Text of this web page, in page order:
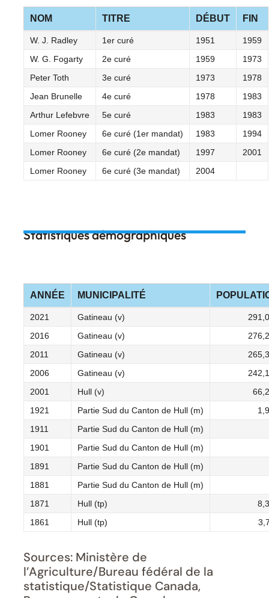
NOM TITRE DÉBUT FIN
W. J. Radley 1er curé 1951
1959
W. G. Fogarty
2e curé 1959
1973
Peter Toth
3e curé 1973
1978
Jean Brunelle
4e curé 1978
1983
Arthur Lefebvre
5e curé 1983
1983
Lomer Rooney
6e curé (1er mandat) 1983
1994
Lomer Rooney
6e curé (2e mandat) 1997
2001
Lomer Rooney
6e curé (3e mandat) 2004
Statistiques démographiques
ANNÉE MUNICIPALITÉ
2021 Gatineau (v)
2016
Gatineau (v)
2011
Gatineau (v)
2006
Gatineau (v)
2001
Hull (v)
1921
Partie Sud du Canton de Hull (m)
1911
Partie Sud du Canton de Hull (m)
1901
Partie Sud du Canton de Hull (m)
1891
Partie Sud du Canton de Hull (m)
1881
Partie Sud du Canton de Hull (m)
1871
Hull (tp)
1861
Hull (tp)
Sources: Ministère de
l’Agriculture/Bureau fédéral de la
statistique/Statistique Canada,